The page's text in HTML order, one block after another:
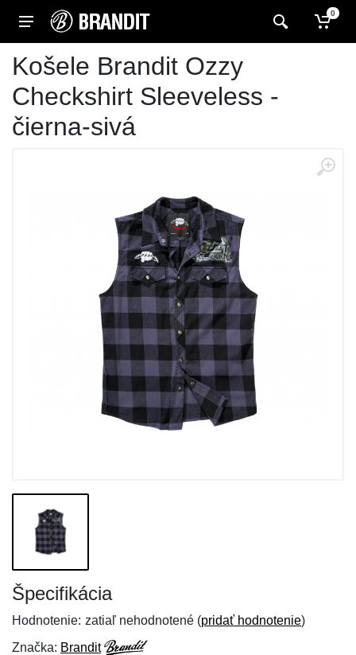
0
Košele Brandit Ozzy
Checkshirt Sleeveless -
čierna-sivá
Špecifikácia
Hodnotenie: zatiaľ nehodnotené (pridať hodnotenie)
Značka: Brandit